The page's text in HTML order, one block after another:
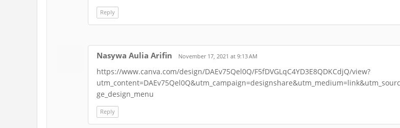
Reply
Nasywa Aulia Arifin November 17, 2021 at 9:13 AM
https://www.canva.com/design/DAEv75Qel0Q/F5fDVGLqC4YD3E8QDKCdjQ/view?
ge_design_menu
Reply